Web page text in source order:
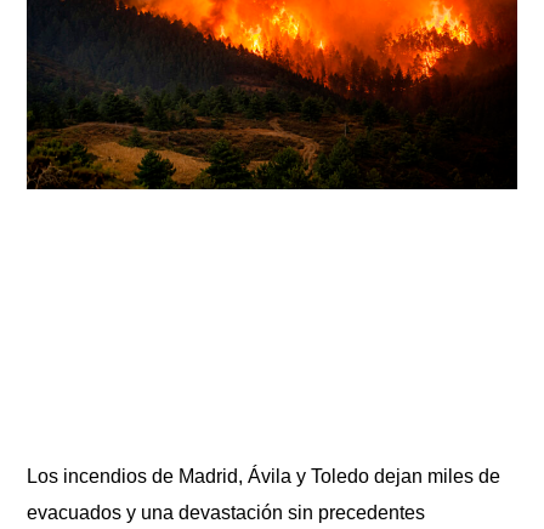
Los incendios de Madrid, Ávila y Toledo dejan miles de
evacuados y una devastación sin precedentes